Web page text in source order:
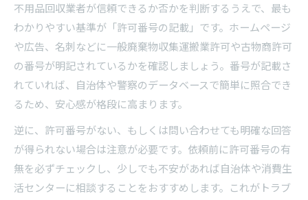
不用品回収業者が信頼できるか否かを判断するうえで、最も
わかりやすい基準が「許可番号の記載」です。ホームページ
や広告、名刺などに一般廃棄物収集運搬業許可や古物商許可
の番号が明記されているかを確認しましょう。番号が記載さ
れていれば、自治体や警察のデータベースで簡単に照合でき
るため、安心感が格段に高まります。
逆に、許可番号がない、もしくは問い合わせても明確な回答
が得られない場合は注意が必要です。依頼前に許可番号の有
無を必ずチェックし、少しでも不安があれば自治体や消費生
活センターに相談することをおすすめします。これがトラブ